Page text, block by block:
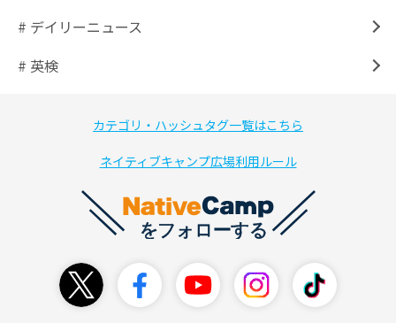
# デイリーニュース
# 英検
カテゴリ・ハッシュタグ一覧はこちら
ネイティブキャンプ広場利用ルール